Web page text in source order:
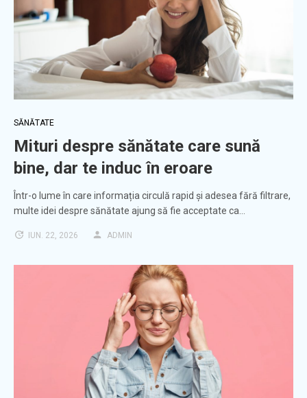
SĂNĂTATE
Mituri despre sănătate care sună
bine, dar te induc în eroare
Într-o lume în care informația circulă rapid și adesea fără filtrare,
multe idei despre sănătate ajung să fie acceptate ca…
IUN. 22, 2026 ADMIN